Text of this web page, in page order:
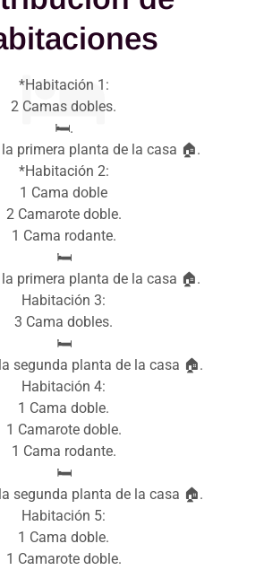
*Habitación 1:
2 Camas dobles.
🛏️.
primera planta de la casa 🏠.
*Habitación 2:
1 Cama doble
2 Camarote doble.
1 Cama rodante.
🛏️
primera planta de la casa 🏠.
Habitación 3:
3 Cama dobles.
🛏️
segunda planta de la casa 🏠.
Habitación 4:
1 Cama doble.
1 Camarote doble.
1 Cama rodante.
🛏️
segunda planta de la casa 🏠.
Habitación 5:
1 Cama doble.
1 Camarote doble.